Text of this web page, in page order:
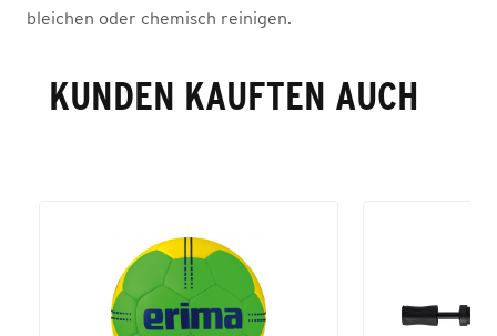
bleichen oder chemisch reinigen.
KUNDEN KAUFTEN AUCH